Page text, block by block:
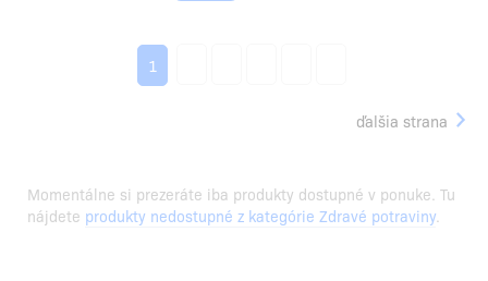
1
ďalšia strana
Momentálne si prezeráte iba produkty dostupné v ponuke. Tu
nájdete produkty nedostupné z kategórie Zdravé potraviny